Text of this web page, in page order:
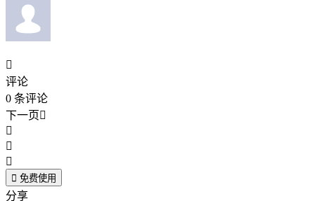

评论
0 条评论
下一页



 免费使用
分享